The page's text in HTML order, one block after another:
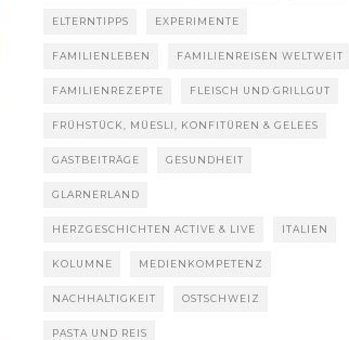
ELTERNTIPPS EXPERIMENTE
FAMILIENLEBEN FAMILIENREISEN WELTWEIT
FAMILIENREZEPTE FLEISCH UND GRILLGUT
FRÜHSTÜCK, MÜESLI, KONFITÜREN & GELEES
GASTBEITRÄGE GESUNDHEIT
GLARNERLAND
HERZGESCHICHTEN ACTIVE & LIVE ITALIEN
KOLUMNE MEDIENKOMPETENZ
NACHHALTIGKEIT OSTSCHWEIZ
PASTA UND REIS